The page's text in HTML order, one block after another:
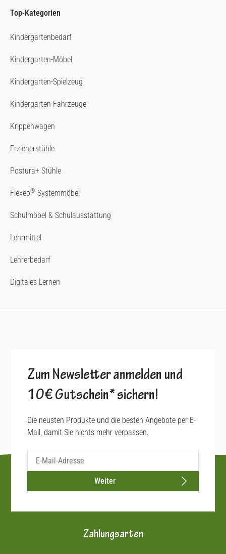
Top-Kategorien
Kindergartenbedarf
Kindergarten-Möbel
Kindergarten-Spielzeug
Kindergarten-Fahrzeuge
Krippenwagen
Erzieherstühle
Postura+ Stühle
Flexeo® Systemmöbel
Schulmöbel & Schulausstattung
Lehrmittel
Lehrerbedarf
Digitales Lernen
Zum Newsletter anmelden und
10€ Gutschein* sichern!
Die neusten Produkte und die besten Angebote per E-
Mail, damit Sie nichts mehr verpassen.
Weiter
Zahlungsarten